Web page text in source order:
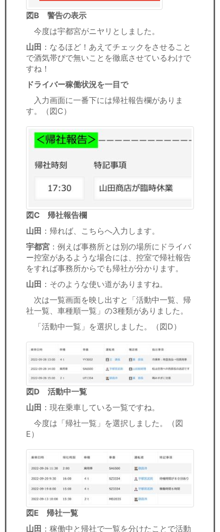
図B 警告の表示
今度は宇都宮がニヤリとしました。
山田 ：なるほど！あえてチェックをさせること
で酒気帯びで無いことを徹底させているわけで
すね！
ドライバー稼働状況を一目で
入力画面に一番下には帰社報告欄がありま
す。（図C）
図C 帰社報告欄
山田 ：帰れば、こちらへ入力します。
宇都宮 ：例えば事務所とは別の場所にドライバ
ー控室があるような場合には、控室で帰社報告
をすれば事務所からでも帰社が分かります。
山田 ：そのような使い道がありますね。
次は一覧画面を映し出すと「活動中一覧、帰
社一覧、車種順一覧」の3種類がありました。
「活動中一覧」を選択しました。（図D）
図D 活動中一覧
山田 ：現在乗車している一覧ですね。
今度は「帰社一覧」を選択しました。（図
E）
図E 帰社一覧
山田 ：稼働中と帰社で一覧を分けたことで活動